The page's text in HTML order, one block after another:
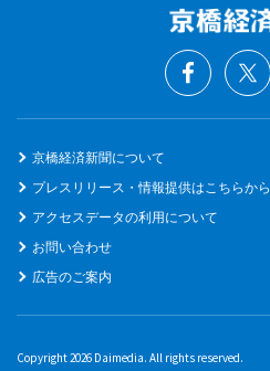
京橋経済新聞について
プレスリリース・情報提供はこちらから
アクセスデータの利用について
お問い合わせ
広告のご案内
Copyright 2026 Daimedia. All rights reserved.